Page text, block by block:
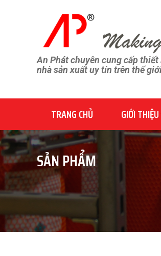
An Phát chuyên cung cấp
nhà sản xuất uy tín trên thế
TRANG CHỦ GIỚI THIỆU
SẢN PHẨM